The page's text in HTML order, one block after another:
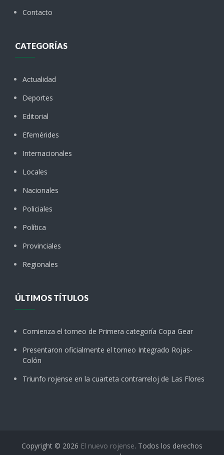
Contacto
CATEGORÍAS
Actualidad
Deportes
Editorial
Efemérides
Internacionales
Locales
Nacionales
Policiales
Política
Provinciales
Regionales
ÚLTIMOS TÍTULOS
Comienza el torneo de Primera categoría Copa Gear
Presentaron oficialmente el torneo Integrado Rojas-
Colón
Triunfo rojense en la cuarteta contrarreloj de Las Flores
Copyright © 2026 El nuevo rojense. Todos los derechos